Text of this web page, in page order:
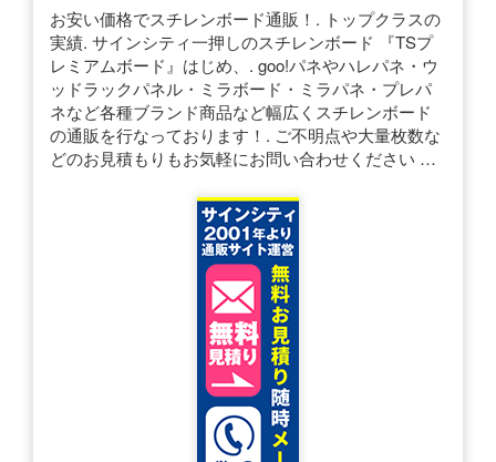
お安い価格でスチレンボード通販！. トップクラスの
実績. サインシティ一押しのスチレンボード 『TSプ
レミアムボード』はじめ、. goo!パネやハレパネ・ウ
ッドラックパネル・ミラボード・ミラパネ・プレパ
ネなど各種ブランド商品など幅広くスチレンボード
の通販を行なっております！. ご不明点や大量枚数な
どのお見積もりもお気軽にお問い合わせください …